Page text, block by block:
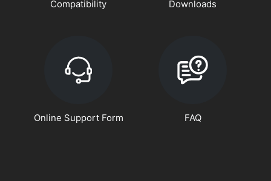
Compatibility Downloads
Online Support Form FAQ